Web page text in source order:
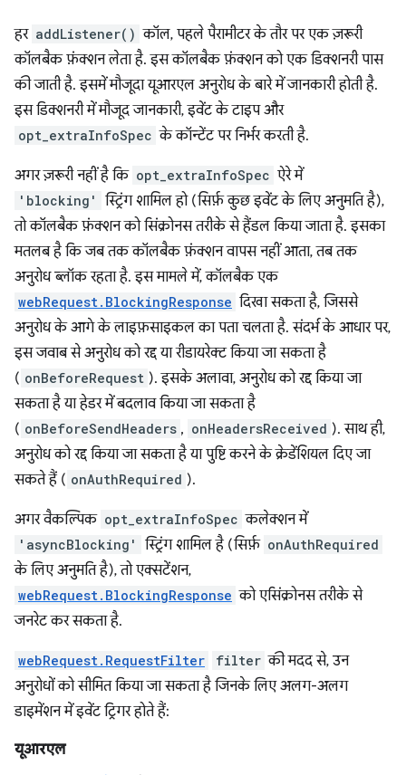
हर addListener() कॉल, पहले पैरामीटर के तौर पर एक ज़रूरी
कॉलबैक फ़ंक्शन लेता है. इस कॉलबैक फ़ंक्शन को एक डिक्शनरी पास
की जाती है. इसमें मौजूदा यूआरएल अनुरोध के बारे में जानकारी होती है.
इस डिक्शनरी में मौजूद जानकारी, इवेंट के टाइप और
opt_extraInfoSpec के कॉन्टेंट पर निर्भर करती है.
अगर ज़रूरी नहीं है कि opt_extraInfoSpec ऐरे में
'blocking'
स्ट्रिंग शामिल हो (सिर्फ़ कुछ इवेंट के लिए अनुमति है),
तो कॉलबैक फ़ंक्शन को सिंक्रोनस तरीके से हैंडल किया जाता है. इसका
मतलब है कि जब तक कॉलबैक फ़ंक्शन वापस नहीं आता, तब तक
अनुरोध ब्लॉक रहता है. इस मामले में, कॉलबैक एक
webRequest.BlockingResponse दिखा सकता है, जिससे
अनुरोध के आगे के लाइफ़साइकल का पता चलता है. संदर्भ के आधार पर,
इस जवाब से अनुरोध को रद्द या रीडायरेक्ट किया जा सकता है
( onBeforeRequest ). इसके अलावा, अनुरोध को रद्द किया जा
सकता है या हेडर में बदलाव किया जा सकता है
( onBeforeSendHeaders , onHeadersReceived ). साथ ही,
अनुरोध को रद्द किया जा सकता है या पुष्टि करने के क्रेडेंशियल दिए जा
सकते हैं ( onAuthRequired ).
अगर वैकल्पिक opt_extraInfoSpec कलेक्शन में
'asyncBlocking' स्ट्रिंग शामिल है (सिर्फ़ onAuthRequired
के लिए अनुमति है), तो एक्सटेंशन,
webRequest.BlockingResponse को एसिंक्रोनस तरीके से
जनरेट कर सकता है.
webRequest.RequestFilter filter की मदद से, उन
अनुरोधों को सीमित किया जा सकता है जिनके लिए अलग-अलग
डाइमेंशन में इवेंट ट्रिगर होते हैं:
यूआरएल